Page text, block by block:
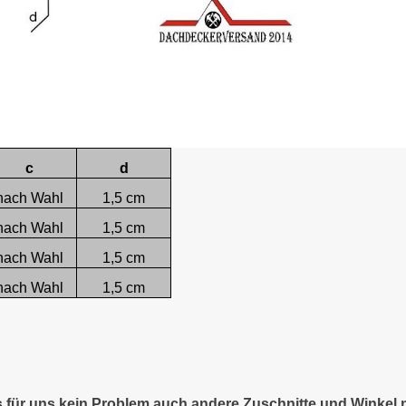
c
d
Wahl
1,5 cm
Wahl
1,5 cm
Wahl
1,5 cm
Wahl 1,5 cm